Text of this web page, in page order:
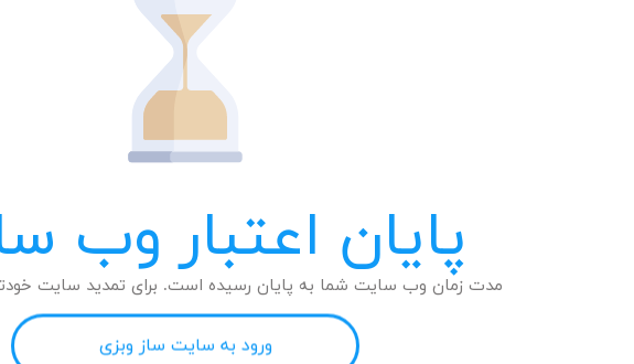
پایان اعتبار وب
مدت زمان وب سایت شما به پایان رسیده است. برای تمدید سایت
ورود به سایت ساز وبزی